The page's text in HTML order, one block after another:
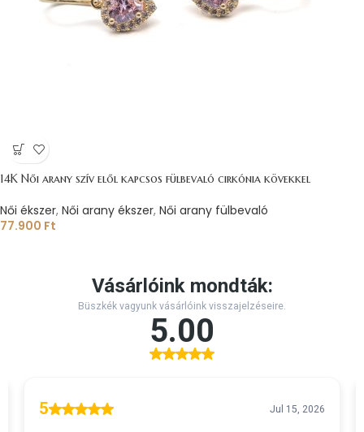
14K Női arany szív elől kapcsos fülbevaló cirkónia kövekkel
Női ékszer, Női arany ékszer, Női arany fülbevaló
77.900 Ft